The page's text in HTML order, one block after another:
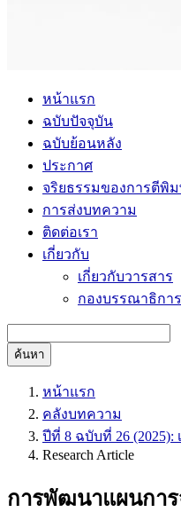
หน้าแรก
ฉบับปัจจุบัน
ฉบับย้อนหลัง
ประกาศ
จริยธรรมของการตีพิ
การส่งบทความ
ติดต่อเรา
เกี่ยวกับ
เกี่ยวกับวารสาร
กองบรรณาธิการ
ค้นหา
หน้าแรก
คลังบทความ
ปีที่ 8 ฉบับที่ 26
Research Article
การพัฒนาแผนการ